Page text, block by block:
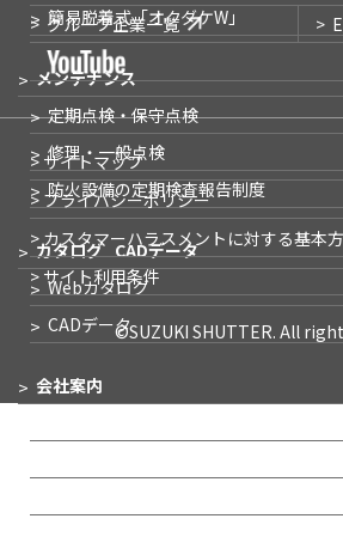
簡易脱着式「オクダケW」
メンテナンス
定期点検・保守点検
修理・一般点検
防火設備の定期検査報告制度
カタログ CADデータ
Webカタログ
CADデータ
会社案内
グループ企業一覧
> サイトマップ
> プライバシーポリシー
> カスタマーハラスメントに対する基本
> サイト利用条件
©SUZUKI SHUTTER. All